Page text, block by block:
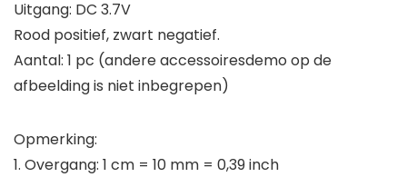
Uitgang: DC 3.7V
Rood positief, zwart negatief.
Aantal: 1 pc (andere accessoiresdemo op de
afbeelding is niet inbegrepen)
Opmerking:
1. Overgang: 1 cm = 10 mm = 0,39 inch